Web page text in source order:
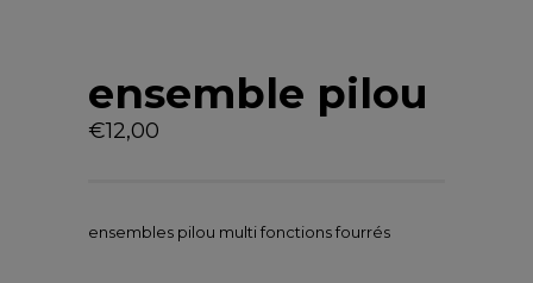
ensemble pilou
€12,00
ensembles pilou multi fonctions fourrés